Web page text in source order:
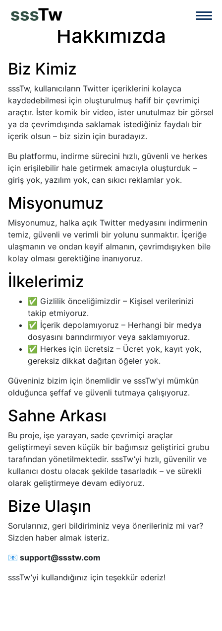
Hakkımızda
Biz Kimiz
sssTw, kullanıcıların Twitter içeriklerini kolayca
kaydedebilmesi için oluşturulmuş hafif bir çevrimiçi
araçtır. İster komik bir video, ister unutulmaz bir görsel
ya da çevrimdışında saklamak istediğiniz faydalı bir
içerik olsun – biz sizin için buradayız.
Bu platformu, indirme sürecini hızlı, güvenli ve herkes
için erişilebilir hale getirmek amacıyla oluşturduk –
giriş yok, yazılım yok, can sıkıcı reklamlar yok.
Misyonumuz
Misyonumuz, halka açık Twitter medyasını indirmenin
temiz, güvenli ve verimli bir yolunu sunmaktır. İçeriğe
ulaşmanın ve ondan keyif almanın, çevrimdışıyken bile
kolay olması gerektiğine inanıyoruz.
İlkelerimiz
✅ Gizlilik önceliğimizdir – Kişisel verilerinizi
takip etmiyoruz.
✅ İçerik depolamıyoruz – Herhangi bir medya
dosyasını barındırmıyor veya saklamıyoruz.
✅ Herkes için ücretsiz – Ücret yok, kayıt yok,
gereksiz dikkat dağıtan öğeler yok.
Güveniniz bizim için önemlidir ve sssTw'yi mümkün
olduğunca şeffaf ve güvenli tutmaya çalışıyoruz.
Sahne Arkası
Bu proje, işe yarayan, sade çevrimiçi araçlar
geliştirmeyi seven küçük bir bağımsız geliştirici grubu
tarafından yönetilmektedir. sssTw’yi hızlı, güvenilir ve
kullanıcı dostu olacak şekilde tasarladık – ve sürekli
olarak geliştirmeye devam ediyoruz.
Bize Ulaşın
Sorularınız, geri bildiriminiz veya önerileriniz mi var?
Sizden haber almak isteriz.
📧 support@ssstw.com
sssTw’yi kullandığınız için teşekkür ederiz!